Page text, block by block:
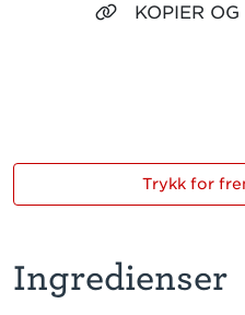
KOPIER
Ingredienser
Trykk for